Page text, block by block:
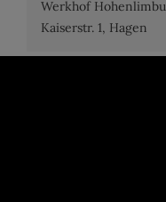
Werkhof
Kaiserstr. 1, Hagen